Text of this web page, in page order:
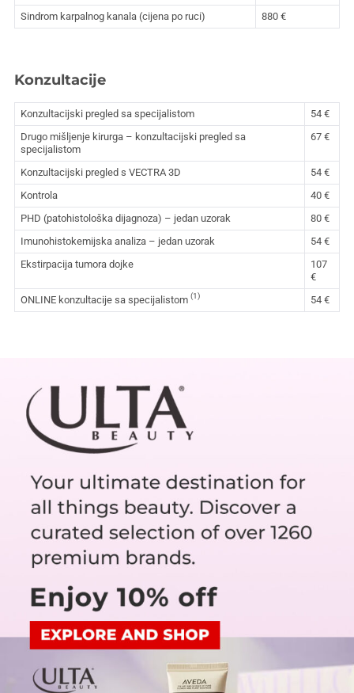
Sindrom karpalnog kanala (cijena po ruci)
880 €
Konzultacije
Konzultacijski pregled sa specijalistom
54 €
Drugo mišljenje kirurga – konzultacijski pregled sa
specijalistom
67 €
Konzultacijski pregled s VECTRA 3D
54 €
Kontrola
40 €
PHD (patohistološka dijagnoza) – jedan uzorak
80 €
Imunohistokemijska analiza – jedan uzorak
54 €
Ekstirpacija tumora dojke
107
€
ONLINE konzultacije sa specijalistom (1) 54 €